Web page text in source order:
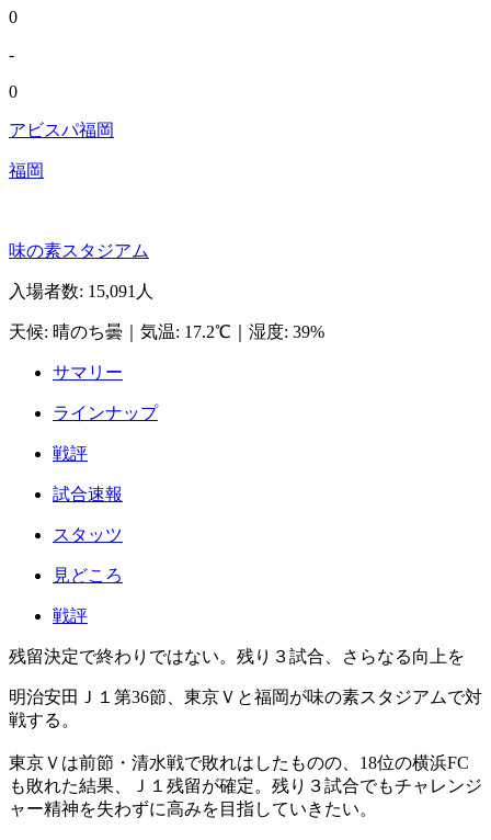
0
-
0
アビスパ福岡
福岡
味の素スタジアム
入場者数: 15,091人
天候: 晴のち曇 気温: 17.2℃ 湿度: 39%
サマリー
ラインナップ
戦評
試合速報
スタッツ
見どころ
戦評
残留決定で終わりではない。残り３試合、さらなる向上を
明治安田Ｊ１第36節、東京Ｖと福岡が味の素スタジアムで対
戦する。
東京Ｖは前節・清水戦で敗れはしたものの、18位の横浜FC
も敗れた結果、Ｊ１残留が確定。残り３試合でもチャレンジ
ャー精神を失わずに高みを目指していきたい。